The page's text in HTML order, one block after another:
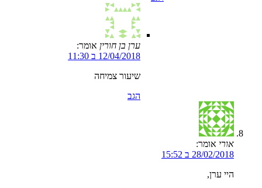
ערן בן חורין אומר:
12/04/2018 ב 11:30
שיעור צמיחה
הגב
אורי אומר:
28/02/2018 ב 15:52
היי ערן,